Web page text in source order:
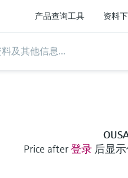
产品查询工具 资料
Price after登录后显示